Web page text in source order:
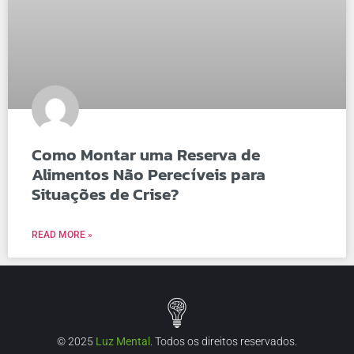
Como Montar uma Reserva de
Alimentos Não Perecíveis para
Situações de Crise?
READ MORE »
© 2025 Luz Mental . Todos os direitos reservados.